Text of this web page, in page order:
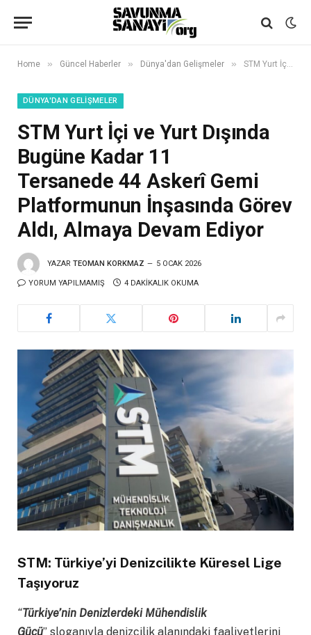
Home » Güncel Haberler » Dünya'dan Gelişmeler » STM Yurt İçi ve Yurt Dışında Bugüne Kadar 11 Tersanede 44 Askerî Gemi Platformunun İnşasında Görev Aldı, Almaya Devam Ediyor
DÜNYA'DAN GELIŞMELER
STM Yurt İçi ve Yurt Dışında
Bugüne Kadar 11
Tersanede 44 Askerî Gemi
Platformunun İnşasında Görev
Aldı, Almaya Devam Ediyor
YAZAR TEOMAN KORKMAZ 5 OCAK 2026
YORUM YAPILMAMIŞ 4 DAKIKALIK OKUMA
STM: Türkiye’yi Denizcilikte Küresel Lige
Taşıyoruz
“Türkiye’nin Denizlerdeki Mühendislik
Gücü” sloganıyla denizcilik alanındaki faaliyetlerini